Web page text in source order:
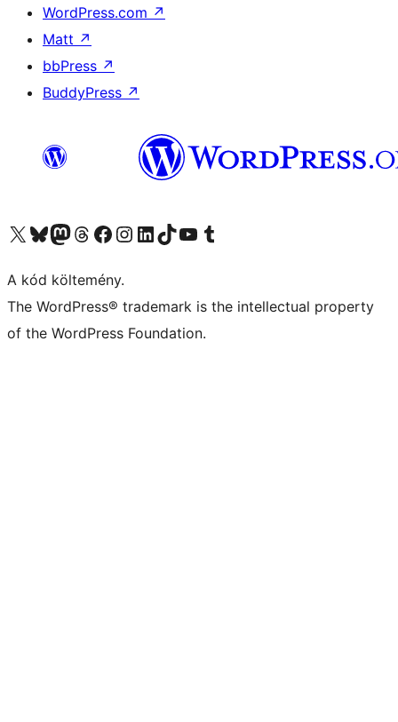
WordPress.com ↗
Matt ↗
bbPress ↗
BuddyPress ↗
Visit our X (formerly Twitter) account
Visit our Bluesky account
Twitter csatornánk
Visit our Threads account
Facebook oldalunk megtekintése
Visit our Instagram account
Visit our LinkedIn account
Visit our TikTok account
Visit our YouTube channel
Visit our Tumblr account
A kód költemény.
The WordPress® trademark is the intellectual property
of the WordPress Foundation.